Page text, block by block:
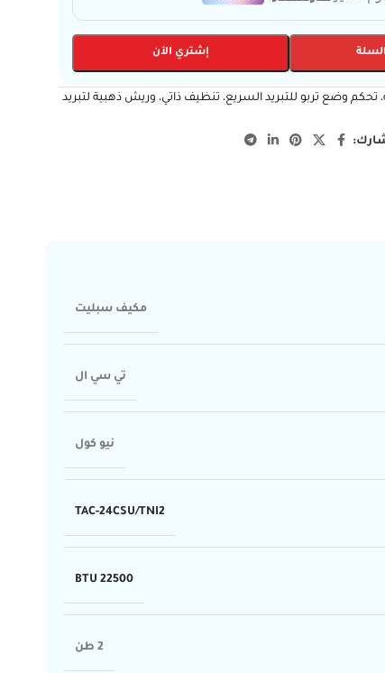
إشتري الآن
مع انفرتر موفر للطاقة، تحكم وضع تربو للتبريد السريع، تنظيف ذاتي، وريش ذهبية لتبريد
مكيف سبليت
تي سي ال
نيو كول
TAC-24CSU/TNI2
22500 BTU
2 طن